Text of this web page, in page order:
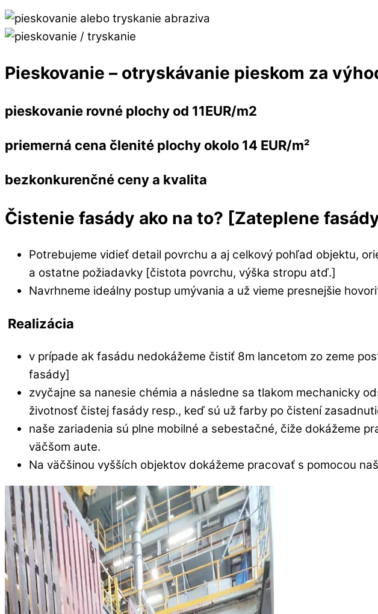
Pieskovanie – otryskávanie pieskom za
pieskovanie rovné plochy od 11EUR/m2
priemerná cena členité plochy okolo 14 EUR/m²
bezkonkurenčné ceny a kvalita
Čistenie fasády ako na to? [Zateplene
Potrebujeme vidieť detail povrchu a aj celkový pohľad objektu,
a ostatne požiadavky [čistota povrchu, výška stropu atď.]
Navrhneme ideálny postup umývania a už vieme presnejšie
Realizácia
v prípade ak fasádu nedokážeme čistiť 8m lancetom zo zeme
fasády]
zvyčajne sa nanesie chémia a následne sa tlakom mechanicky
životnosť čistej fasády resp., keď sú už farby po čistení
naše zariadenia sú plne mobilné a sebestačné, čiže dokážeme
väčšom aute.
Na väčšinou vyšších objektov dokážeme pracovať s pomocou